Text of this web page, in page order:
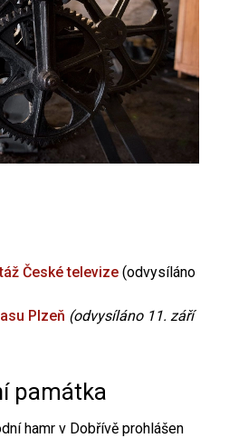
České televize (odvysíláno
Plzeň (odvysíláno 11. září
památka
hamr v Dobřívě prohlášen